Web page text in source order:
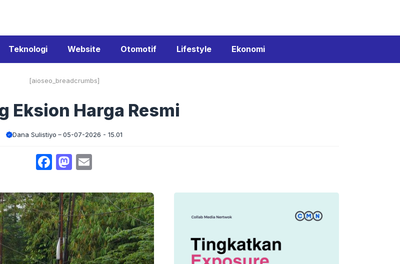
Teknologi Website Otomotif Lifestyle Ekonomi
[aioseo_breadcrumbs]
Eksion Harga Resmi
Dana Sulistiyo 05-07-2026 - 15.01
Facebook
Mastodon